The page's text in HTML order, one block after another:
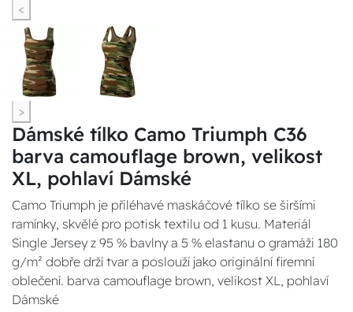
<
>
Dámské tílko Camo Triumph C36
barva camouflage brown, velikost
XL, pohlaví Dámské
Camo Triumph je přiléhavé maskáčové tílko se širšími
ramínky, skvělé pro potisk textilu od 1 kusu. Materiál
Single Jersey z 95 % bavlny a 5 % elastanu o gramáži 180
g/m² dobře drží tvar a poslouží jako originální firemní
oblečení. barva camouflage brown, velikost XL, pohlaví
Dámské